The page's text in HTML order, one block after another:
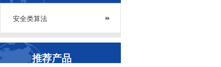
安全类算法
推荐产品